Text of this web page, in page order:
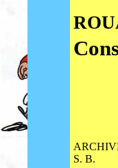
S. B.